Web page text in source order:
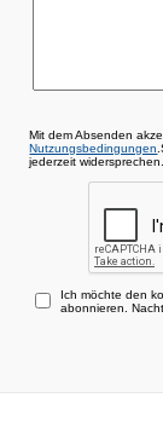
Mit dem Absenden
Nutzungsbedingungen
jederzeit
Ich möchte den
abonnieren.